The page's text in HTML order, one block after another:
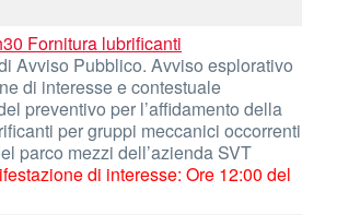
Fornitura lubrificanti
Avviso Pubblico. Avviso esplorativo
di interesse e contestuale
preventivo per l’affidamento della
per gruppi meccanici occorrenti
parco mezzi dell’azienda SVT
di interesse: Ore 12:00 del